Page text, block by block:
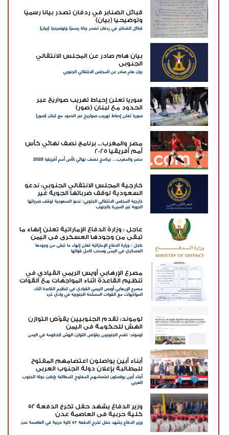
قبائل الضنابر في ردفان تصدر بيانا رسميًا
وتوضيحيا (بيان)
قبائل الضنابر في ردفان تصدر بيانا رسميًا وتوضيحيا (بيان)
بيان هام صادر عن المجلس الانتقالي
الجنوبي
بيان هام صادر عن المجلس الانتقالي الجنوبي
سوريا تعلن إحباط تهريب صواريخ عبر
الحدود مع لبنان (صور)
سوريا تعلن إحباط تهريب صواريخ عبر الحدود مع لبنان (صور)
مصر والمغرب... برنامج نصف نهائي كأس
أمم أفريقيا 2025
مصر والمغرب... برنامج نصف نهائي كأس أمم أفريقيا 2025
خارجية المجلس الانتقالي الجنوبي: ندعو
السعودية لوقف ضرباتها الجوية غير
المبررة بالجنوب
خارجية المجلس الانتقالي الجنوبي: ندعو السعودية لوقف ضرباتها
الجوية غير المبررة بالجنوب
عاجل : وزارة الدفاع الإماراتية تعلن إنهاء ما
تبقى من وجودها العسكري في اليمن
وسحب كامل قواتها
عاجل : وزارة الدفاع الإماراتية تعلن إنهاء ما تبقى من وجودها
العسكري في اليمن وسحب كامل قواتها
مصرع الإرهابي أويس الريمي القيادي في
تنظيم القاعدة اثناء المواجهات مع القوات
المسلحة الجنوبيه في وادي خرد
مصرع الإرهابي أويس الريمي القيادي في تنظيم القاعدة اثناء
المواجهات مع القوات المسلحة الجنوبيه في وادي خرد
لوموند: تقدم الجنوبيين يقوّض التوازن
الهش للحكومة في اليمن
لوموند: تقدم الجنوبيين يقوّض التوازن الهش للحكومة في اليمن
أبناء أبين يواصلون اعتصامهم المفتوح
للمطالبة بإعلان دولة الجنوب العربي
أبناء أبين يواصلون اعتصامهم المفتوح للمطالبة بإعلان دولة الجنوب
العربي
وزير الدفاع يشهد حفل تخرج الدفعة ٥٢
كلية حربية في العاصمة عدن
وزير الدفاع يشهد حفل تخرج الدفعة ٥٢ كلية حربية في العاصمة عدن